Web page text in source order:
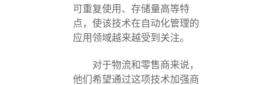
可重复使用、存储量高等特
点，使该技术在自动化管理的
应用领域越来越受到关注。
对于物流和零售商来说，
他们希望通过这项技术加强商